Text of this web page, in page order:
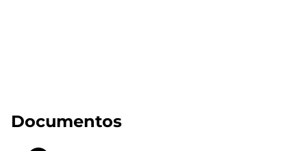
Documentos